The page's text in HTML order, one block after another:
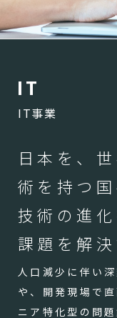
IT
IT事業
日本を、
術を持つ国
技術の進
課題を解
人口減少に伴い
や、開発現場で
ニア特化型の問